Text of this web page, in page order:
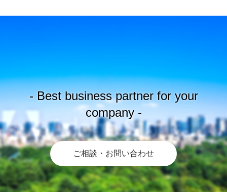
- Best business partner for your
company -
ご相談・お問い合わせ